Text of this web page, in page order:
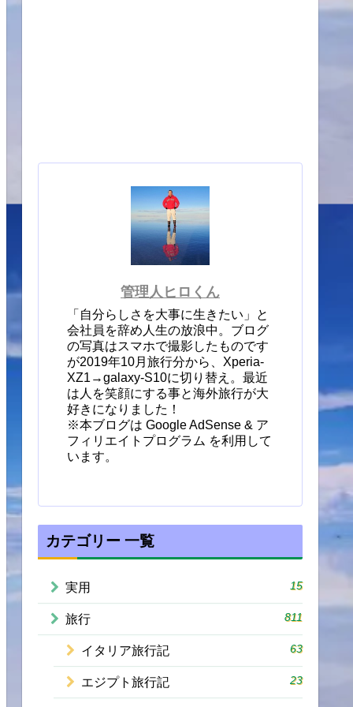
管理人ヒロくん
「自分らしさを大事に生きたい」と
会社員を辞め人生の放浪中。ブログ
の写真はスマホで撮影したものです
が2019年10月旅行分から、Xperia-
XZ1→galaxy-S10に切り替え。最近
は人を笑顔にする事と海外旅行が大
好きになりました！
※本ブログは Google AdSense & ア
フィリエイトプログラム を利用して
います。
カテゴリー 一覧
実用 15
旅行 811
イタリア旅行記 63
エジプト旅行記 23